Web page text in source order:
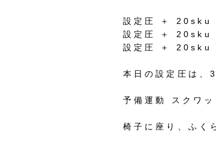
設定圧 ＋ 20sku
設定圧
＋ 20sku
設定圧
＋ 20sku
本日の設定圧は、
予備運動 スクワッ
椅子に座り、ふく